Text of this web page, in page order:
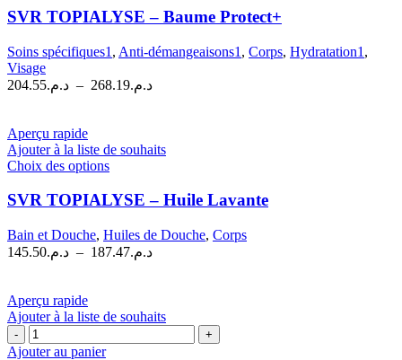
a
plusieurs
variations.
Les
options
peuvent
sur
la
page
du
produit
SVR TOPIALYSE – Baume Protect+
Soins spécifiques1 , Anti-démangeaisons1 , Corps, Hydratation1 ,
Visage
د.م.204.55 – د.م.268.19
Plage
à
Aperçu rapide
Ajouter à la liste de souhaits
Choix des optionsCe
a
variations.
Les
options
choisies
sur
la
SVR TOPIALYSE – Huile Lavante
Bain et Douche, Huiles de Douche, Corps
د.م.145.50 – د.م.187.47
Plage
à
د.م.187.47
Aperçu rapide
Ajouter à la liste de souhaits
quantité
de
Ajouter au panier